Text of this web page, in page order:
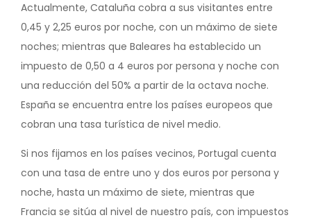
Actualmente, Cataluña cobra a sus visitantes entre
0,45 y 2,25 euros por noche, con un máximo de siete
noches; mientras que Baleares ha establecido un
impuesto de 0,50 a 4 euros por persona y noche con
una reducción del 50% a partir de la octava noche.
España se encuentra entre los países europeos que
cobran una tasa turística de nivel medio.
Si nos fijamos en los países vecinos, Portugal cuenta
con una tasa de entre uno y dos euros por persona y
noche, hasta un máximo de siete, mientras que
Francia se sitúa al nivel de nuestro país, con impuestos